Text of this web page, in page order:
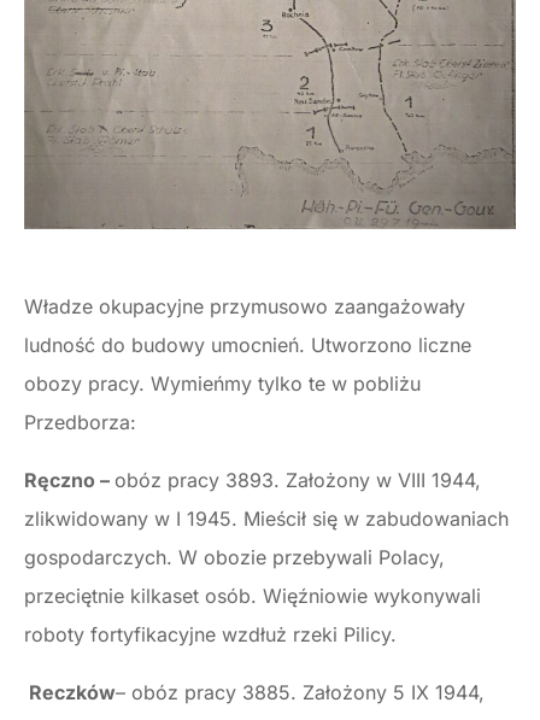
Władze okupacyjne przymusowo zaangażowały
ludność do budowy umocnień. Utworzono liczne
obozy pracy. Wymieńmy tylko te w pobliżu
Przedborza:
Ręczno – obóz pracy 3893. Założony w VIII 1944,
zlikwidowany w I 1945. Mieścił się w zabudowaniach
gospodarczych. W obozie przebywali Polacy,
przeciętnie kilkaset osób. Więźniowie wykonywali
roboty fortyfikacyjne wzdłuż rzeki Pilicy.
Reczków– obóz pracy 3885. Założony 5 IX 1944,